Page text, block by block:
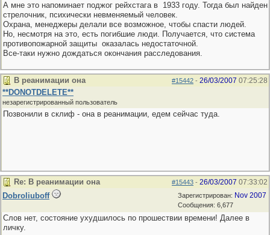
А мне это напоминает поджог рейхстага в 1933 году. Тогда был найден
стрелочник, психически невменяемый человек.
Охрана, менеджеры делали все возможное, чтобы спасти людей.
Но, несмотря на это, есть погибшие люди. Получается, что система
противопожарной защиты оказалась недостаточной.
Все-таки нужно дождаться окончания расследования.
#15442 - 26/03/2007 07:25:28
В реанимации она
**DONOTDELETE**
незарегистрированный пользователь
Позвонили в склиф - она в реанимации, едем сейчас туда.
#15443 - 26/03/2007 07:33:02
Re: В реанимации она
Зарегистрирован: Nov 2007
Сообщения: 6,677
Dobroliuboff
Слов нет, состояние ухудшилось по прошествии времени! Далее в
личку.